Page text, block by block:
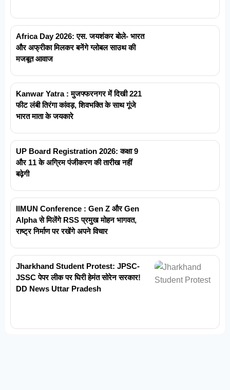
Africa Day 2026: एस. जयशंकर बोले- भारत
और अफ्रीका मिलकर बनेंगे ग्लोबल साउथ की
मजबूत आवाज
Kanwar Yatra : मुजफ्फरनगर में दिखी 221
फीट लंबी तिरंगा कांवड़, शिवभक्ति के साथ गूंजे
भारत माता के जयकारे
UP Board Registration 2026: कक्षा 9
और 11 के अग्रिम पंजीकरण की तारीख नहीं
बढ़ेगी
IIMUN Conference : Gen Z और Gen
Alpha से मिलेंगे RSS प्रमुख मोहन भागवत,
राष्ट्र निर्माण पर रखेंगे अपने विचार
Jharkhand Student Protest: JPSC-
JSSC पेपर लीक पर घिरी हेमंत सोरेन सरकार!
DD News Uttar Pradesh